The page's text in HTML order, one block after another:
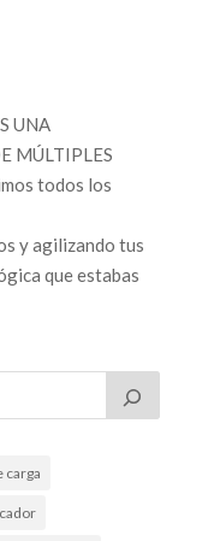
UNA
MÚLTIPLES
todos los
y agilizando tus
que estabas
carga